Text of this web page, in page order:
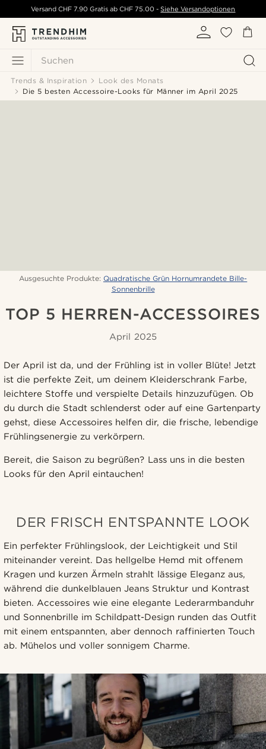
Suchen
Versand CHF 7.90 Gratis ab CHF 75.00 - Siehe Versandoptionen
Trends & Inspiration
Look des Monats
Die 5 besten Accessoire-Looks für Männer im April 2025
Ausgesuchte Produkte: Quadratische Grün Hornumrandete Bille-
Sonnenbrille
TOP 5 HERREN-ACCESSOIRES
April 2025
Der April ist da, und der Frühling ist in voller Blüte! Jetzt
ist die perfekte Zeit, um deinem Kleiderschrank Farbe,
leichtere Stoffe und verspielte Details hinzuzufügen. Ob
du durch die Stadt schlenderst oder auf eine Gartenparty
gehst, diese Accessoires helfen dir, die frische, lebendige
Frühlingsenergie zu verkörpern.
Bereit, die Saison zu begrüßen? Lass uns in die besten
Looks für den April eintauchen!
DER FRISCH ENTSPANNTE LOOK
Ein perfekter Frühlingslook, der Leichtigkeit und Stil
miteinander vereint. Das hellgelbe Hemd mit offenem
Kragen und kurzen Ärmeln strahlt lässige Eleganz aus,
während die dunkelblauen Jeans Struktur und Kontrast
bieten. Accessoires wie eine elegante Lederarmbanduhr
und Sonnenbrille im Schildpatt-Design runden das Outfit
mit einem entspannten, aber dennoch raffinierten Touch
ab. Mühelos und voller sonnigem Charme.